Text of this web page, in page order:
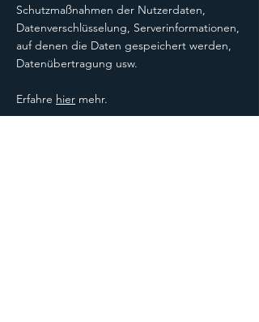
Schutzmaßnahmen der Nutzerdaten,
Datenverschlüsselung, Serverinformationen,
auf denen die Daten gespeichert werden,
Datenübertragung usw.
Erfahre hier mehr.